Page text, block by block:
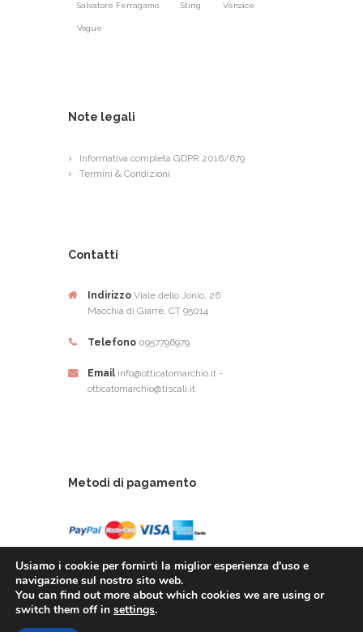
Salvatore Ferragamo Sting Versace
Vogue
Note legali
Informativa completa GDPR 2016/679
Termini & Condizioni
Contatti
Indirizzo Viale dello Jonio, 26
Macchia di Giarre, CT 95014
Telefono 0957796979
Email info@otticatomarchio.it -
otticatomarchio@tiscali.it
Metodi di pagamento
Ottica Tomarchio di Tomachio Rosario Alfio - Via
Usiamo i cookie per fornirti la miglior esperienza d'uso e
navigazione sul nostro sito web.
You can find out more about which cookies we are using or
switch them off in settings.